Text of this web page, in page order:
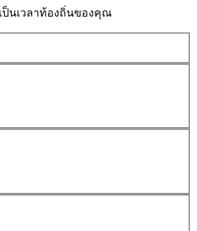
ป็นเวลาท้องถิ่นของคุณ